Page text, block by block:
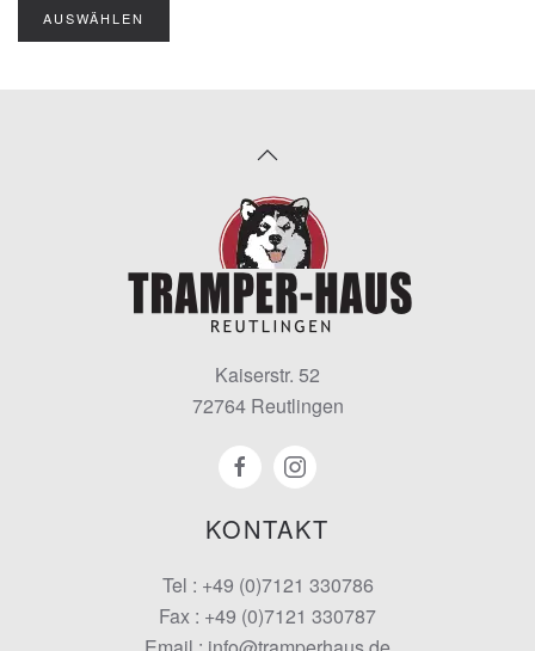
AUSWÄHLEN
KONTAKT
Tel : +49 (0)7121 330786
Fax : +49 (0)7121 330787
Kaiserstr. 52
72764 Reutlingen